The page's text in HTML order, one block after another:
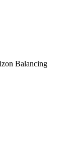
Balancing